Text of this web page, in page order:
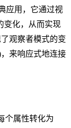
应用，它通过视
变化，从而实现
观察者模式的变
来响应式地连接
个属性转化为